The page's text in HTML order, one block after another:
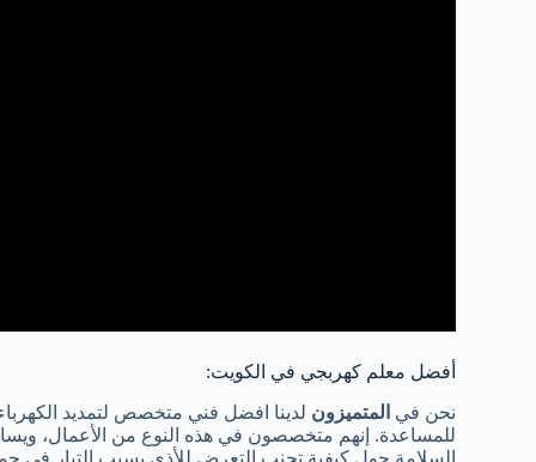
أفضل معلم كهربجي في الكويت:
نحن في المتميزون لدينا افضل فني متخصص لتمديد
للمساعدة. إنهم متخصصون في هذه النوع من الأعمال،